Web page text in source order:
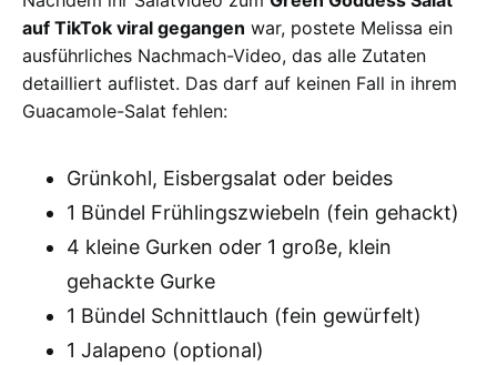
auf TikTok viral gegangen war, postete Melissa ein
ausführliches Nachmach-Video, das alle Zutaten
detailliert auflistet. Das darf auf keinen Fall in ihrem
Guacamole-Salat fehlen:
Grünkohl, Eisbergsalat oder beides
1 Bündel Frühlingszwiebeln (fein gehackt)
4 kleine Gurken oder 1 große, klein
gehackte Gurke
1 Bündel Schnittlauch (fein gewürfelt)
1 Jalapeno (optional)